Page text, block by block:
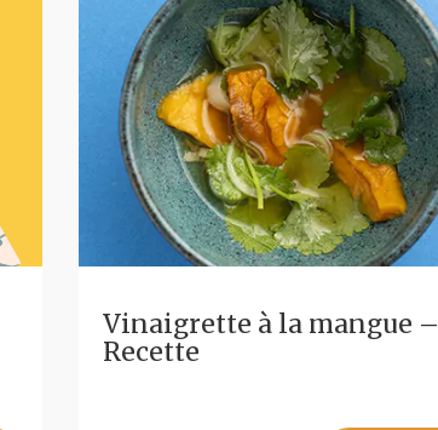
Vinaigrette à la mangue –
Recette